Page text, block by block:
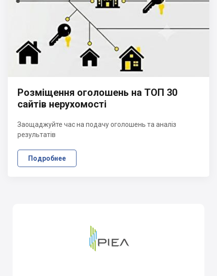
Розміщення оголошень на ТОП 30
сайтів нерухомості
Заощаджуйте час на подачу оголошень та аналіз
результатів
Подробнее